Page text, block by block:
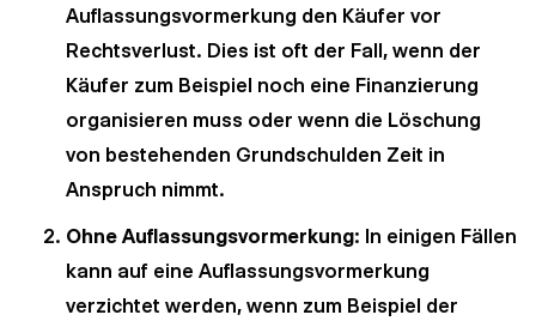
Auflassungsvormerkung den Käufer vor
Rechtsverlust. Dies ist oft der Fall, wenn der
Käufer zum Beispiel noch eine Finanzierung
organisieren muss oder wenn die Löschung
von bestehenden Grundschulden Zeit in
Anspruch nimmt.
Ohne Auflassungsvormerkung: In einigen Fällen
kann auf eine Auflassungsvormerkung
verzichtet werden, wenn zum Beispiel der